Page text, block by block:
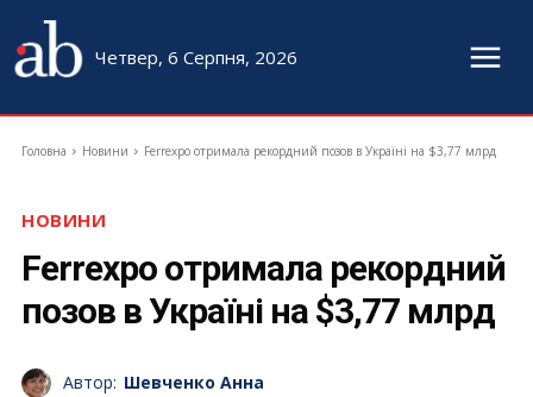
Четвер, 6 Серпня, 2026
Головна Новини Ferrexpo отримала рекордний позов в Україні на $3,77 млрд
НОВИНИ
Ferrexpo отримала рекордний
позов в Україні на $3,77 млрд
Автор: Шевченко Анна